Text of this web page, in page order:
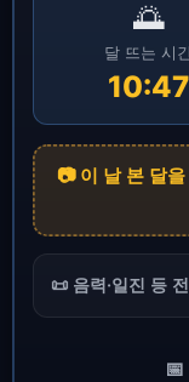
🌅
달 뜨는 시
10:47
📷 이 날 본 달
📜 음력·일진 등